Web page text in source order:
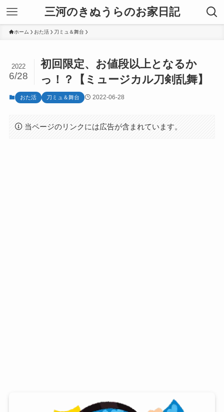
三河のきぬうらのお家日記
ホーム おた活 刀ミュ＆舞台
初回限定、お値段以上となるか
っ！？【ミュージカル刀剣乱舞】
2022
6/28
おた活 刀ミュ＆舞台 2022-06-28
当ページのリンクには広告が含まれています。